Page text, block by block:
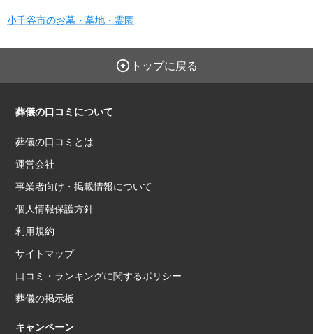
小千谷市のお墓・墓地・霊園
トップに戻る
葬儀の口コミについて
葬儀の口コミとは
運営会社
事業者向け・掲載情報について
個人情報保護方針
利用規約
サイトマップ
口コミ・ランキングに関するポリシー
葬儀の掲示板
キャンペーン